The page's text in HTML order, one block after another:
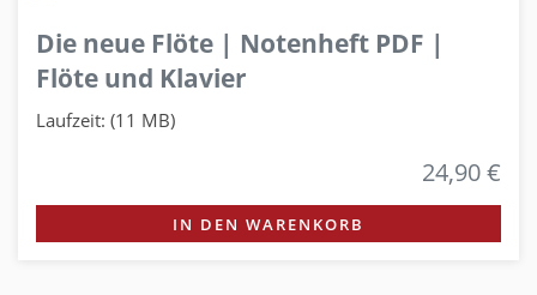
Die neue Flöte | Notenheft PDF |
Flöte und Klavier
Laufzeit: (11 MB)
24,90 €
IN DEN WARENKORB